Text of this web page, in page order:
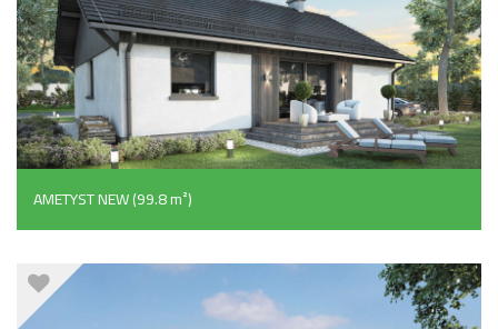
AMETYST NEW (99.8 m²)